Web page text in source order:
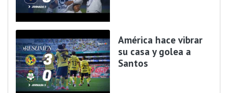
América hace vibrar
su casa y golea a
Santos